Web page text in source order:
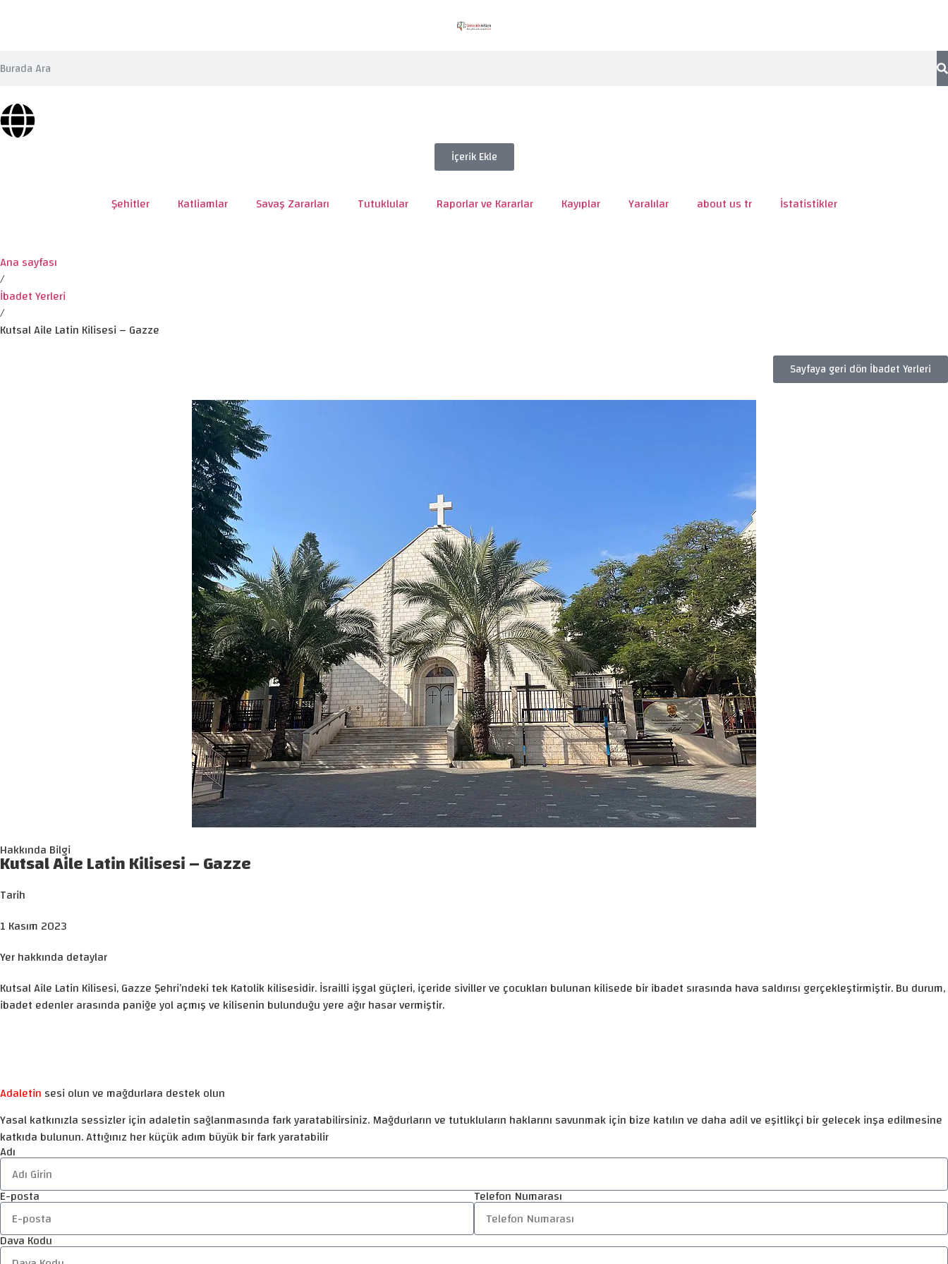
İçerik Ekle
Şehitler Katliamlar Savaş Zararları Tutuklular Raporlar ve Kararlar Kayıplar Yaralılar about us tr İstatistikler
Ana sayfası
/
İbadet Yerleri
/
Kutsal Aile Latin Kilisesi – Gazze
Sayfaya geri dön İbadet Yerleri
Hakkında Bilgi
Kutsal Aile Latin Kilisesi – Gazze
Tarih
1 Kasım 2023
Yer hakkında detaylar
Kutsal Aile Latin Kilisesi, Gazze Şehri’ndeki tek Katolik kilisesidir. İsrailli işgal güçleri, içeride siviller ve çocukları bulunan kilisede bir ibadet sırasında hava saldırısı gerçekleştirmiştir. Bu durum,
ibadet edenler arasında paniğe yol açmış ve kilisenin bulunduğu yere ağır hasar vermiştir.
Adaletin sesi olun ve mağdurlara destek olun
Yasal katkınızla sessizler için adaletin sağlanmasında fark yaratabilirsiniz. Mağdurların ve tutukluların haklarını savunmak için bize katılın ve daha adil ve eşitlikçi bir gelecek inşa edilmesine
katkıda bulunun. Attığınız her küçük adım büyük bir fark yaratabilir
Adı
E-posta Telefon Numarası
Dava Kodu